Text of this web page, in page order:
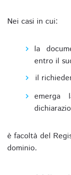
Nei casi in cui:
la
entro il
il
emerga
è facoltà del
dominio.